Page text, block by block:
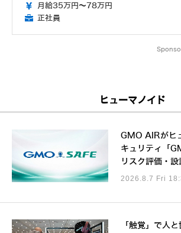
月給35万円～78万円
正社員
ヒューマノイド
GMO AIRがヒ
キュリティ「
リスク評価・
2026.8.7 Fri
「触覚」で人